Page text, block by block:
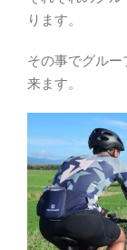
ります。
その事でグル
来ます。